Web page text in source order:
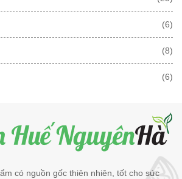
(6)
(8)
(6)
có nguồn gốc thiên nhiên, tốt cho sức